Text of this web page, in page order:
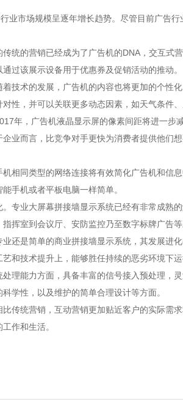
市场规模呈逐年增长趋势。尽管目前广告行
统的营销已经成为了广告机的DNA，交互式
过该展示设备用于优惠券及促销活动的推动。
术的发展，广告机的内容也将更加的个性
性，并可以关联更多动态因素，如天气条件、
，广告机液晶显示屏的像素间距将进一步
而言，比竞争对手更快为消费者提供他们
同类型的网络连接将有效简化广告机和信息
手机或者平板电脑一样简单。
专业大屏幕拼接墙显示系统已经有非常成熟
挥室到会议厅、安防监控乃至数字标牌广告等
是简单的商业拼接墙显示系统，其发展进
和技术提升上，能够胜任持续的恶劣环境下运
理能力方面，具备丰富的信号接入预处理，
学性，以及维护的简单合理设计等方面。
传统营销，互动营销更加贴近客户的实际需
作和生活。